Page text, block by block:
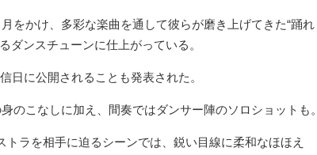
をかけ、多彩な楽曲を通して彼らが磨き上げてきた“踊れ
ダンスチューンに仕上がっている。
日に公開されることも発表された。
のこなしに加え、間奏ではダンサー陣のソロショットも。
ラを相手に迫るシーンでは、鋭い目線に柔和なほほえ